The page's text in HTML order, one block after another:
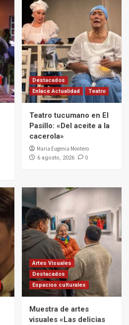
Destacados
Enlace Actualidad
Teatro
Teatro tucumano en El
Pasillo: «Del aceite a la
cacerola»
Maria Eugenia Montero
6 agosto, 2026 0
Artes Visuales
Destacados
Espacios culturales
Muestra de artes
visuales «Las delicias